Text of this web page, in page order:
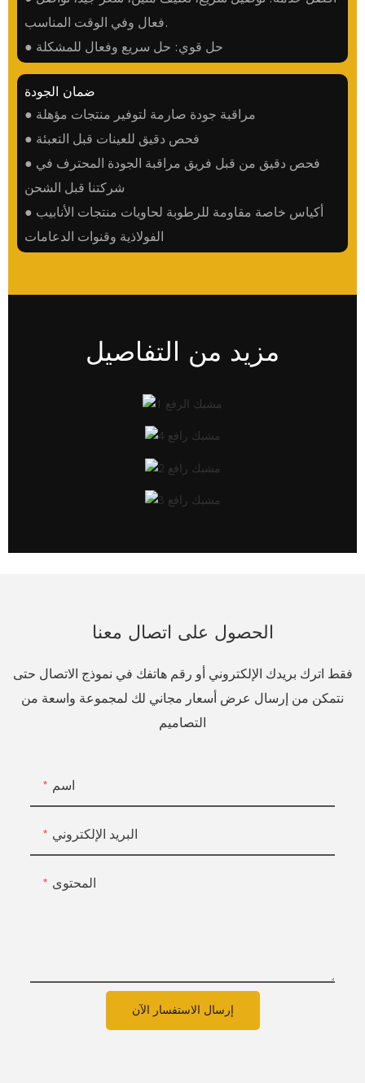
فعال وفي الوقت المناسب.
● حل قوي: حل سريع وفعال للمشكلة
ضمان الجودة
● مراقبة جودة صارمة لتوفير منتجات مؤهلة
● فحص دقيق للعينات قبل التعبئة
● فحص دقيق من قبل فريق مراقبة الجودة المحترف في
شركتنا قبل الشحن
● أكياس خاصة مقاومة للرطوبة لحاويات منتجات الأنابيب
الفولاذية وقنوات الدعامات
مزيد من التفاصيل
الحصول على اتصال معنا
فقط اترك بريدك الإلكتروني أو رقم هاتفك في نموذج الاتصال حتى
نتمكن من إرسال عرض أسعار مجاني لك لمجموعة واسعة من
التصاميم
اسم
البريد الإلكتروني
المحتوى
إرسال الاستفسار الآن